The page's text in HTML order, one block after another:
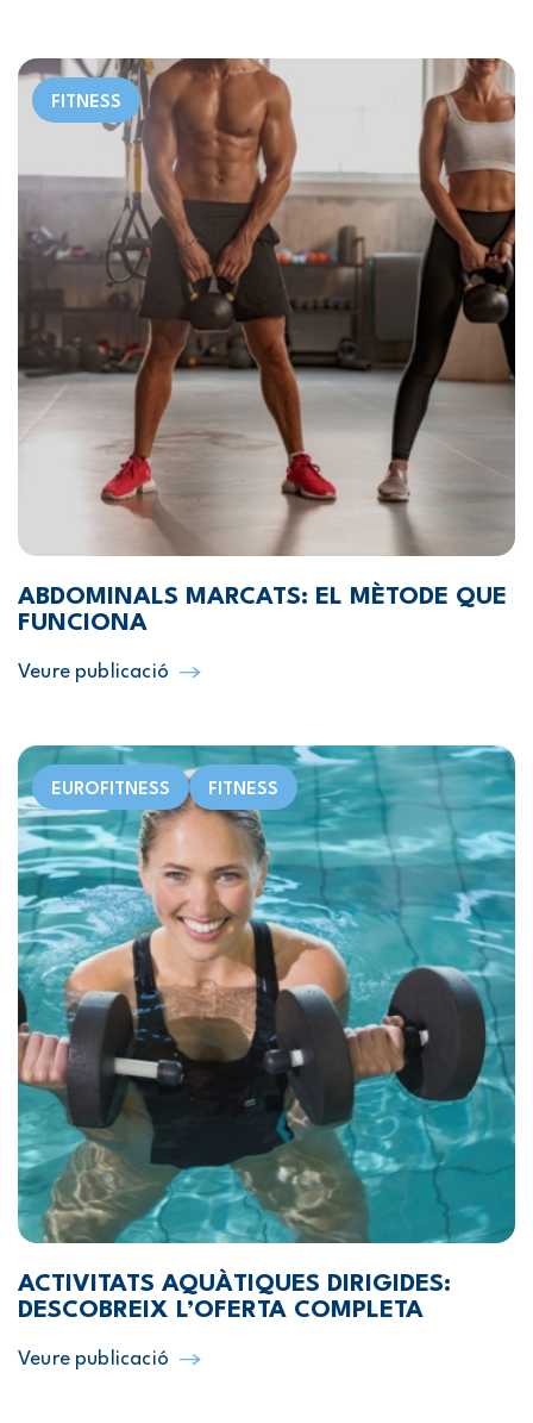
FITNESS
ABDOMINALS MARCATS: EL MÈTODE QUE
FUNCIONA
Veure publicació
EUROFITNESS FITNESS
ACTIVITATS AQUÀTIQUES DIRIGIDES:
DESCOBREIX L’OFERTA COMPLETA
Veure publicació